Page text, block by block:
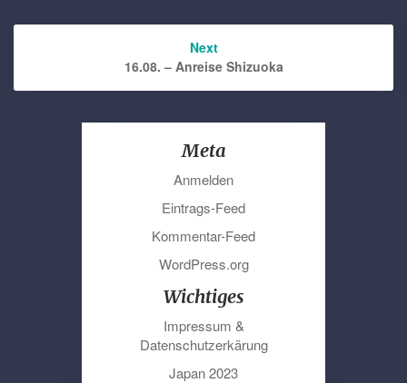
Next
16.08. – Anreise Shizuoka
Meta
Anmelden
Eintrags-Feed
Kommentar-Feed
WordPress.org
Wichtiges
Impressum &
Datenschutzerkärung
Japan 2023